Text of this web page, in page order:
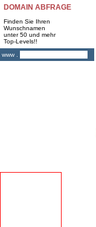
DOMAIN ABFRAGE
Finden Sie Ihren
Wunschnamen
unter 50 und mehr
Top-Levels!!
www .